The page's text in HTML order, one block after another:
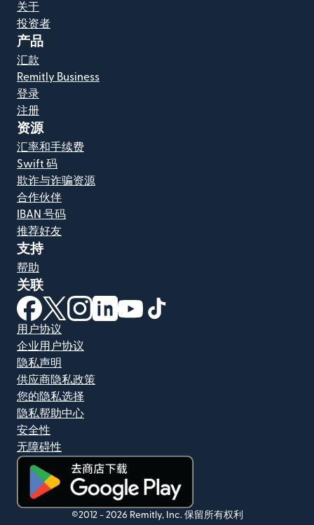
关于
投资者
产品
汇款
Remitly Business
登录
注册
资源
汇率和手续费
Swift 码
欺诈与诈骗资源
合作伙伴
IBAN 号码
推荐好友
支持
帮助
关联
（在新窗口中打开）
（在新窗口中打开）
（在新窗口中打开）
（在新窗口中打开）
（在新窗口中打开）
用户协议
企业用户协议
隐私声明
供应商隐私政策
您的隐私选择
隐私帮助中心
安全性
无障碍性
（在新窗口中打开）
©2012 - 2026 Remitly, Inc. 保留所有权利